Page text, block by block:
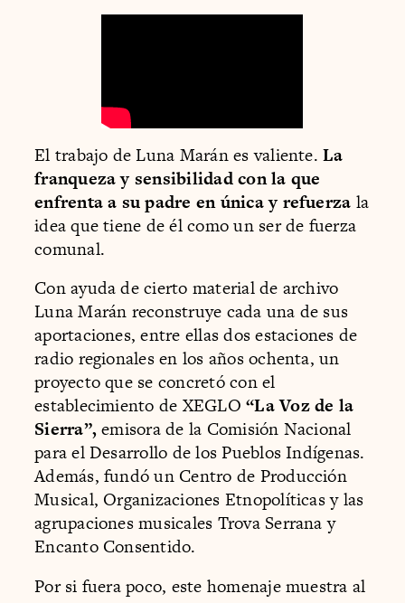
El trabajo de Luna Marán es valiente. La
franqueza y sensibilidad con la que
enfrenta a su padre en única y refuerza la
idea que tiene de él como un ser de fuerza
comunal.
Con ayuda de cierto material de archivo
Luna Marán reconstruye cada una de sus
aportaciones, entre ellas dos estaciones de
radio regionales en los años ochenta, un
proyecto que se concretó con el
establecimiento de XEGLO“La Voz de la
Sierra”,emisora de la Comisión Nacional
para el Desarrollo de los Pueblos Indígenas.
Además, fundó un Centro de Producción
Musical, Organizaciones Etnopolíticas y las
agrupaciones musicales Trova Serrana y
Encanto Consentido.
Por si fuera poco, este homenaje muestra al